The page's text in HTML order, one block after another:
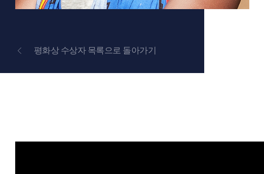
평화상 수상자 목록으로 돌아가기